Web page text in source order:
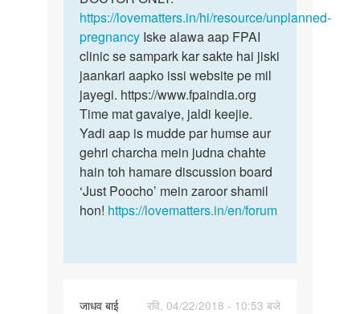
https://lovematters.in/hi/resource/unplanned-
pregnancy Iske alawa aap FPAI
clinic se sampark kar sakte hai jiski
jaankari aapko issi website pe mil
jayegi. https://www.fpaindia.org
Time mat gavaiye, jaldi keejie.
Yadi aap is mudde par humse aur
gehri charcha mein judna chahte
hain toh hamare discussion board
‘Just Poocho’ mein zaroor shamil
hon! https://lovematters.in/en/forum
जाधव बाई
रवि, 04/22/2018 - 10:53 बजे